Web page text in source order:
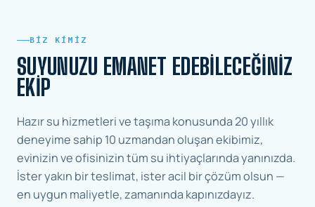
BIZ KIMIZ
SUYUNUZU EMANET EDEBILECEĞINIZ
EKIP
Hazır su hizmetleri ve taşıma konusunda 20 yıllık
deneyime sahip 10 uzmandan oluşan ekibimiz,
evinizin ve ofisinizin tüm su ihtiyaçlarında yanınızda.
İster yakın bir teslimat, ister acil bir çözüm olsun —
en uygun maliyetle, zamanında kapınızdayız.